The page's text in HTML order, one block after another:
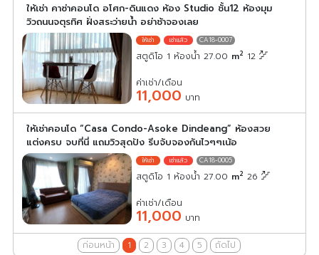
ให้เช่า คาซ่าคอนโด อโศก-ดินแดง ห้อง Studio ชั้น12 ห้องมุม
วิวถนนจตุรทิศ ฝั่งสระว่ายน้ำ อย่าช้าจองเลย
CA18-0007
สตูดิโอ 1 ห้องน้ำ 27.00 m2 12
ค่าเช่า/เดือน
11,000 บาท
ให้เช่าคอนโด “Casa Condo-Asoke Dindeang” ห้องสวย
แต่งครบ จบที่นี่ แถมวิวสุดปัง รีบจับจองกันไวๆๆเน้อ
CA18-0005
สตูดิโอ 1 ห้องน้ำ 27.00 m2 26
ค่าเช่า/เดือน
11,000 บาท
ก่อนหน้า 1 2 3 4 5 ถัดไป